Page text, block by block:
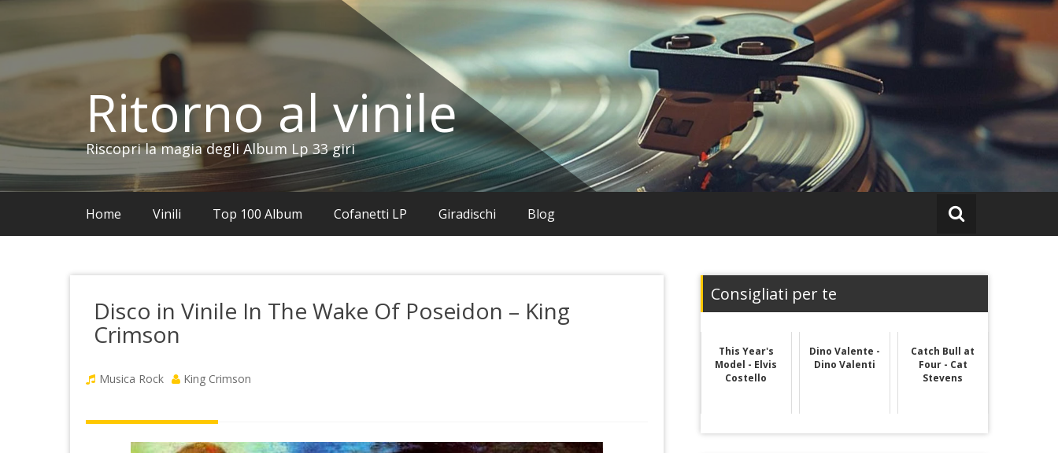
contenuto
Ritorno al vinile
Riscopri la magia degli Album Lp 33 giri
Home Vinili Top 100 Album Cofanetti LP Giradischi Blog
Disco in Vinile In The Wake Of Poseidon – King
Crimson
Musica Rock King Crimson
Consigliati per te
This Year's
Model - Elvis
Costello
Dino Valente -
Dino Valenti
Catch Bull at
Four - Cat
Stevens